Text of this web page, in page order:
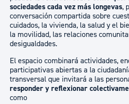
sociedades cada vez más longevas,
conversación compartida sobre
cuidados, la vivienda, la salud y el
la movilidad, las relaciones
desigualdades.
El espacio combinará actividades,
participativas abiertas a la
transversal que invitará a las
responder y reflexionar
como